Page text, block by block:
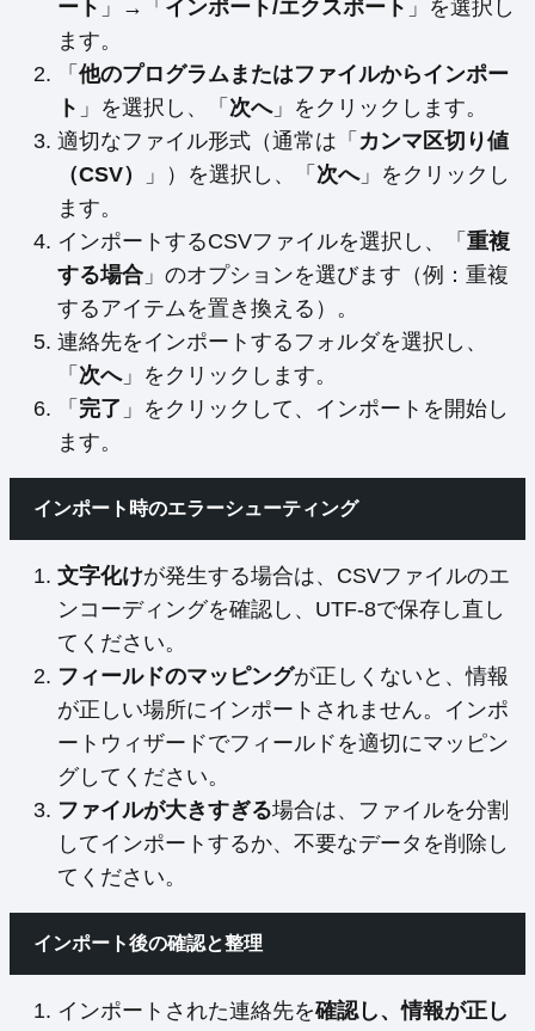
ート 」→「 インポート/エクスポート 」を選択し
ます。
「 他のプログラムまたはファイルからインポー
ト 」を選択し、「 次へ」をクリックします。
適切なファイル形式（通常は「 カンマ区切り値
（CSV）
」）を選択し、「 次へ」をクリックし
ます。
インポートするCSVファイルを選択し、「 重複
する場合 」のオプションを選びます（例：重複
するアイテムを置き換える）。
連絡先をインポートするフォルダを選択し、
「 次へ」をクリックします。
「 完了 」をクリックして、インポートを開始し
ます。
インポート時のエラーシューティング
文字化けが発生する場合は、CSVファイルのエ
ンコーディングを確認し、UTF-8で保存し直し
てください。
フィールドのマッピングが正しくないと、情報
が正しい場所にインポートされません。インポ
ートウィザードでフィールドを適切にマッピン
グしてください。
ファイルが大きすぎる場合は、ファイルを分割
してインポートするか、不要なデータを削除し
てください。
インポート後の確認と整理
インポートされた連絡先を確認し、情報が正し